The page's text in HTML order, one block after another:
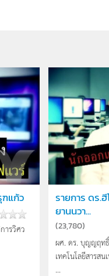
แก้ว
ารวิศว
รายการ ดร
ยานนวา...
(23,780)
ผศ. ดร. บุญญฤท
เทคโนโลยีสารส
...